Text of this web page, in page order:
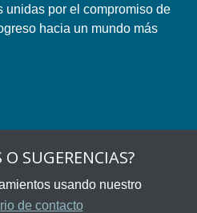
unidas por el compromiso de
hacia un mundo más
SUGERENCIAS?
usando nuestro
de contacto